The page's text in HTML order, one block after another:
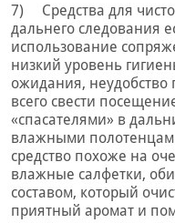
7) Средства для
дальнего следования
использование
низкий уровень
ожидания, неудобство
всего свести
«спасателями» в
влажными
средство похоже на
влажные салфетки,
составом, который
приятный аромат и